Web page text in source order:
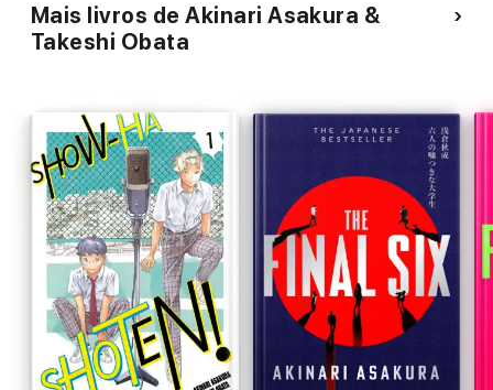
Mais livros de Akinari Asakura &
Takeshi Obata